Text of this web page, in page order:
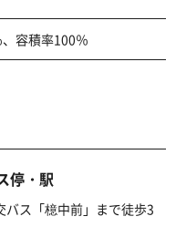
容積率100％
停・駅
バス「檍中前」まで徒歩3